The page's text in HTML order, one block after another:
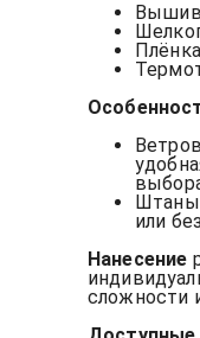
Плёнка
или
Нанесение
сложности